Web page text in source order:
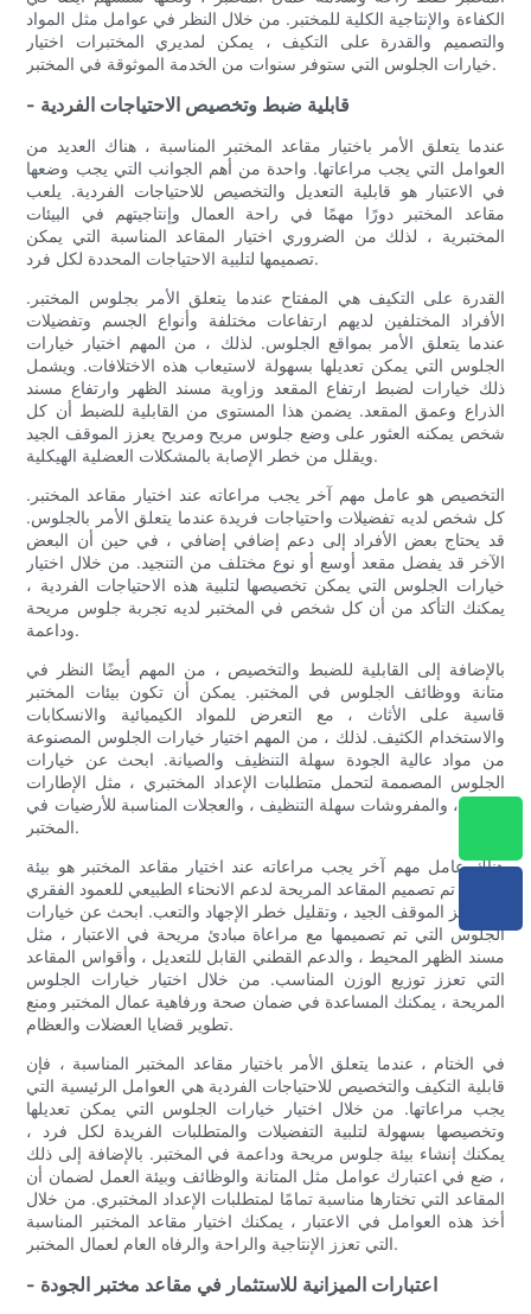
الكفاءة والإنتاجية الكلية للمختبر. من خلال النظر في عوامل مثل المواد
والتصميم والقدرة على التكيف ، يمكن لمديري المختبرات اختيار
خيارات الجلوس التي ستوفر سنوات من الخدمة الموثوقة في المختبر.
- قابلية ضبط وتخصيص الاحتياجات الفردية
عندما يتعلق الأمر باختيار مقاعد المختبر المناسبة ، هناك العديد من
العوامل التي يجب مراعاتها. واحدة من أهم الجوانب التي يجب وضعها
في الاعتبار هو قابلية التعديل والتخصيص للاحتياجات الفردية. يلعب
مقاعد المختبر دورًا مهمًا في راحة العمال وإنتاجيتهم في البيئات
المختبرية ، لذلك من الضروري اختيار المقاعد المناسبة التي يمكن
تصميمها لتلبية الاحتياجات المحددة لكل فرد.
القدرة على التكيف هي المفتاح عندما يتعلق الأمر بجلوس المختبر.
الأفراد المختلفين لديهم ارتفاعات مختلفة وأنواع الجسم وتفضيلات
عندما يتعلق الأمر بمواقع الجلوس. لذلك ، من المهم اختيار خيارات
الجلوس التي يمكن تعديلها بسهولة لاستيعاب هذه الاختلافات. ويشمل
ذلك خيارات لضبط ارتفاع المقعد وزاوية مسند الظهر وارتفاع مسند
الذراع وعمق المقعد. يضمن هذا المستوى من القابلية للضبط أن كل
شخص يمكنه العثور على وضع جلوس مريح ومريح يعزز الموقف الجيد
ويقلل من خطر الإصابة بالمشكلات العضلية الهيكلية.
التخصيص هو عامل مهم آخر يجب مراعاته عند اختيار مقاعد المختبر.
كل شخص لديه تفضيلات واحتياجات فريدة عندما يتعلق الأمر بالجلوس.
قد يحتاج بعض الأفراد إلى دعم إضافي إضافي ، في حين أن البعض
الآخر قد يفضل مقعد أوسع أو نوع مختلف من التنجيد. من خلال اختيار
خيارات الجلوس التي يمكن تخصيصها لتلبية هذه الاحتياجات الفردية ،
يمكنك التأكد من أن كل شخص في المختبر لديه تجربة جلوس مريحة
وداعمة.
بالإضافة إلى القابلية للضبط والتخصيص ، من المهم أيضًا النظر في
متانة ووظائف الجلوس في المختبر. يمكن أن تكون بيئات المختبر
قاسية على الأثاث ، مع التعرض للمواد الكيميائية والانسكابات
والاستخدام الكثيف. لذلك ، من المهم اختيار خيارات الجلوس المصنوعة
من مواد عالية الجودة سهلة التنظيف والصيانة. ابحث عن خيارات
الجلوس المصممة لتحمل متطلبات الإعداد المختبري ، مثل الإطارات
القوية ، والمفروشات سهلة التنظيف ، والعجلات المناسبة للأرضيات في
المختبر.
هناك عامل مهم آخر يجب مراعاته عند اختيار مقاعد المختبر هو بيئة
العمل. تم تصميم المقاعد المريحة لدعم الانحناء الطبيعي للعمود الفقري
، وتعزيز الموقف الجيد ، وتقليل خطر الإجهاد والتعب. ابحث عن خيارات
الجلوس التي تم تصميمها مع مراعاة مبادئ مريحة في الاعتبار ، مثل
مسند الظهر المحيط ، والدعم القطني القابل للتعديل ، وأقواس المقاعد
التي تعزز توزيع الوزن المناسب. من خلال اختيار خيارات الجلوس
المريحة ، يمكنك المساعدة في ضمان صحة ورفاهية عمال المختبر ومنع
تطوير قضايا العضلات والعظام.
في الختام ، عندما يتعلق الأمر باختيار مقاعد المختبر المناسبة ، فإن
قابلية التكيف والتخصيص للاحتياجات الفردية هي العوامل الرئيسية التي
يجب مراعاتها. من خلال اختيار خيارات الجلوس التي يمكن تعديلها
وتخصيصها بسهولة لتلبية التفضيلات والمتطلبات الفريدة لكل فرد ،
يمكنك إنشاء بيئة جلوس مريحة وداعمة في المختبر. بالإضافة إلى ذلك
، ضع في اعتبارك عوامل مثل المتانة والوظائف وبيئة العمل لضمان أن
المقاعد التي تختارها مناسبة تمامًا لمتطلبات الإعداد المختبري. من خلال
أخذ هذه العوامل في الاعتبار ، يمكنك اختيار مقاعد المختبر المناسبة
التي تعزز الإنتاجية والراحة والرفاه العام لعمال المختبر.
- اعتبارات الميزانية للاستثمار في مقاعد مختبر الجودة